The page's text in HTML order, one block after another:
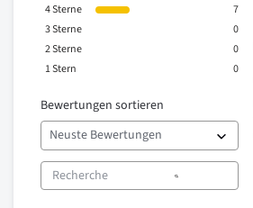
4Sterne
7
3Sterne
0
2Sterne
0
1Stern 0
Bewertungen sortieren